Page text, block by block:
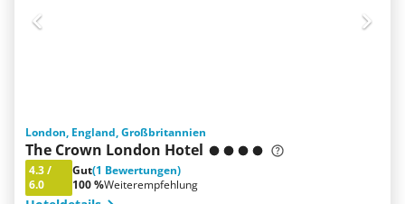
London, England, Großbritannien
The Crown London Hotel
4.3/
6.0
Gut(1 Bewertungen)
100 %Weiterempfehlung